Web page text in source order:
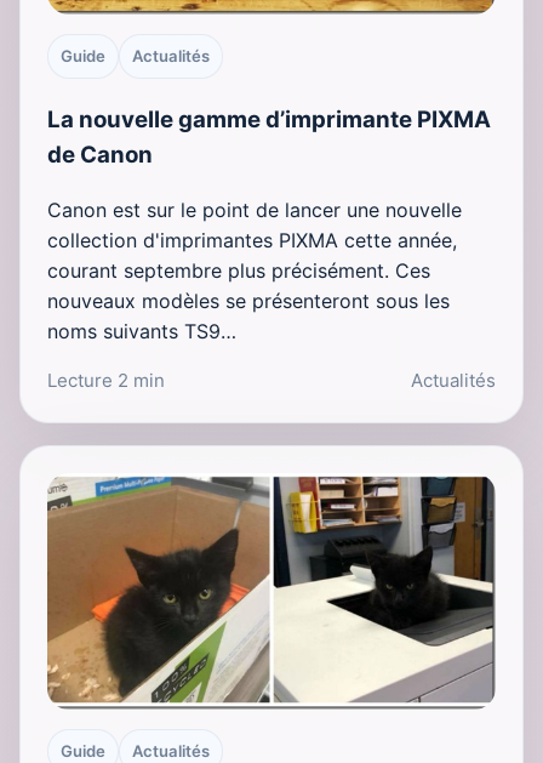
Guide Actualités
La nouvelle gamme d’imprimante PIXMA
de Canon
Canon est sur le point de lancer une nouvelle
collection d'imprimantes PIXMA cette année,
courant septembre plus précisément. Ces
nouveaux modèles se présenteront sous les
noms suivants TS9…
Lecture 2 min Actualités
Guide Actualités